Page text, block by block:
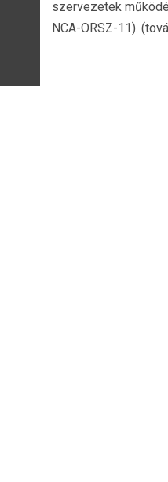
szervezetek
NCA-ORSZ-11).